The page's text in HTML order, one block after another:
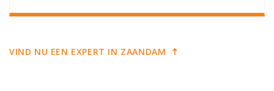
VIND NU EEN EXPERT IN ZAANDAM